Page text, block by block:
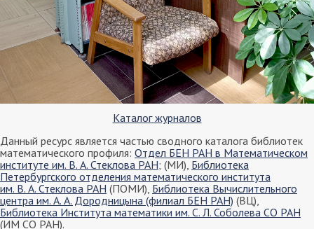
Каталог журналов
Данный ресурс является частью сводного каталога библиотек
математического профиля: Отдел БЕН РАН в Математическом
институте им. В. А. Стеклова РАН; (МИ), Библиотека
Петербургского отделения математического института
им. В. А. Стеклова РАН (ПОМИ), Библиотека Вычислительного
центра им. А. А. Дородницына (филиал БЕН РАН) (ВЦ),
Библиотека Института математики им. С. Л. Соболева СО РАН
(ИМ СО РАН).